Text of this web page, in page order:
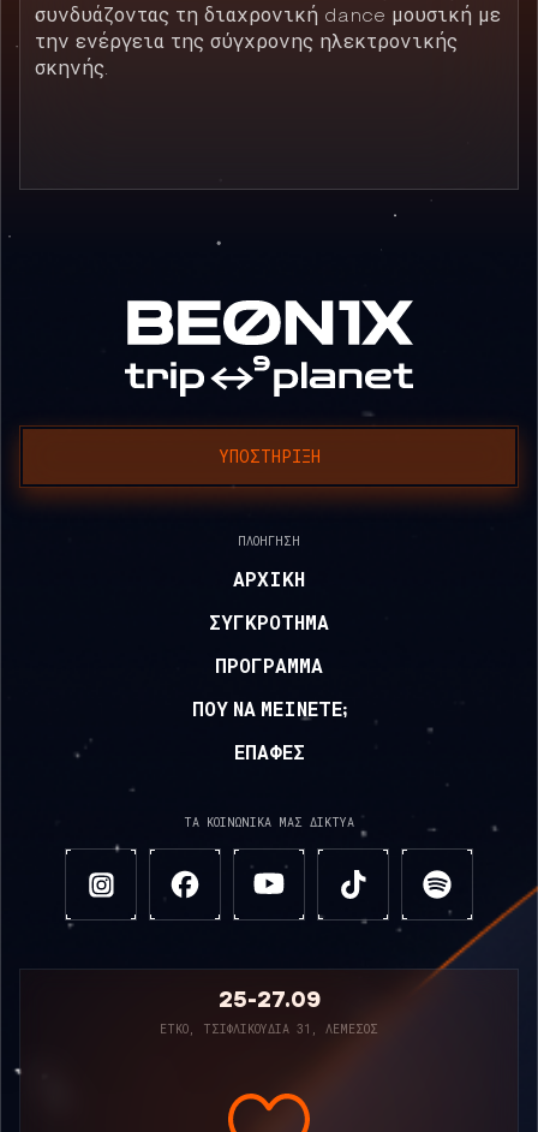
συνδυάζοντας τη διαχρονική dance μουσική με
την ενέργεια της σύγχρονης ηλεκτρονικής
σκηνής.
ΥΠΟΣΤΉΡΙΞΗ
ΠΛΟΉΓΗΣΗ
ΑΡΧΙΚΉ
ΣΥΓΚΡΌΤΗΜΑ
ΠΡΌΓΡΑΜΜΑ
ΠΟΥ ΝΑ ΜΕΊΝΕΤΕ;
ΕΠΑΦΈΣ
ΤΑ ΚΟΙΝΩΝΙΚΆ ΜΑΣ ΔΊΚΤΥΑ
25-27.09
ΕΤΚΟ, ΤΣΙΦΛΙΚΟΎΔΙΑ 31, ΛΕΜΕΣΌΣ